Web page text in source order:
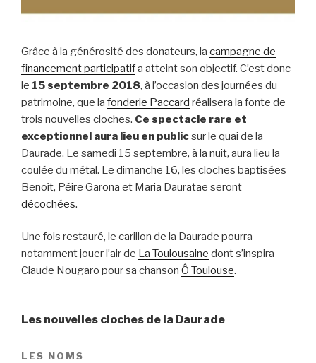
Grâce à la générosité des donateurs, la campagne de
financement participatifa atteint son objectif. C’est donc
le 15 septembre 2018, à l’occasion des journées du
patrimoine, que la fonderie Paccard réalisera la fonte de
trois nouvelles cloches. Ce spectacle rare et
exceptionnel aura lieu en publicsur le quai de la
Daurade. Le samedi 15 septembre, à la nuit, aura lieu la
coulée du métal. Le dimanche 16, les cloches baptisées
Benoît, Péire Garona et Maria Dauratae seront
décochées.
Une fois restauré, le carillon de la Daurade pourra
notamment jouer l’air de La Toulousaine dont s’inspira
Claude Nougaro pour sa chanson Ô Toulouse.
Les nouvelles cloches de la Daurade
LES NOMS